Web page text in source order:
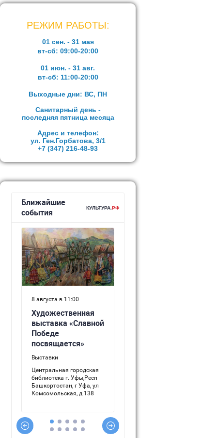
РЕЖИМ РАБОТЫ:
01 сен. - 31 мая
вт-сб: 09:00-20:00
01 июн. - 31 авг.
вт-сб: 11:00-20:00
Выходные дни: ВС, ПН
Санитарный день -
последняя пятница месяца
Адрес и телефон:
ул. Ген.Горбатова, 3/1
+7 (347) 216-48-93